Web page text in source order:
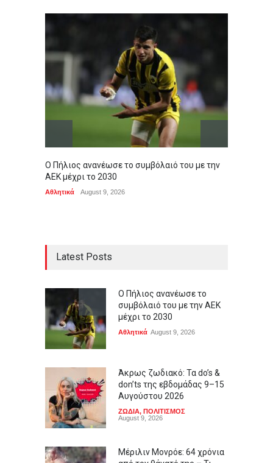
Ο Πήλιος ανανέωσε το συμβόλαιό του με την
ΑΕΚ μέχρι το 2030
Αθλητικά August 9, 2026
Latest Posts
Ο Πήλιος ανανέωσε το
συμβόλαιό του με την ΑΕΚ
μέχρι το 2030
Αθλητικά August 9, 2026
Άκρως ζωδιακό: Τα do’s &
don’ts της εβδομάδας 9–15
Αυγούστου 2026
ΖΩΔΙΑ, ΠΟΛΙΤΙΣΜΟΣ
August 9, 2026
Μέριλιν Μονρόε: 64 χρόνια